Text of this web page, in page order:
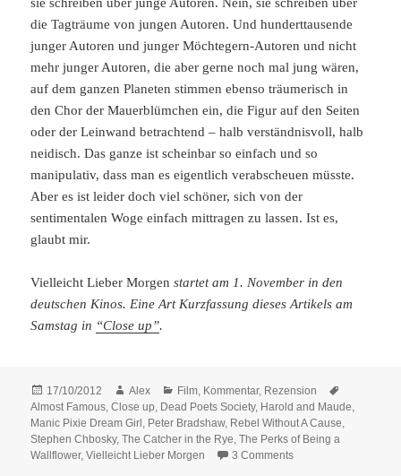
die Tagträume von jungen Autoren. Und hunderttausende
junger Autoren und junger Möchtegern-Autoren und nicht
mehr junger Autoren, die aber gerne noch mal jung wären,
auf dem ganzen Planeten stimmen ebenso träumerisch in
den Chor der Mauerblümchen ein, die Figur auf den Seiten
oder der Leinwand betrachtend – halb verständnisvoll, halb
neidisch. Das ganze ist scheinbar so einfach und so
manipulativ, dass man es eigentlich verabscheuen müsste.
Aber es ist leider doch viel schöner, sich von der
sentimentalen Woge einfach mittragen zu lassen. Ist es,
glaubt mir.
Vielleicht Lieber Morgen startet am 1. November in den
deutschen Kinos. Eine Art Kurzfassung dieses Artikels am
Samstag in “Close up”.
Posted
on
17/10/2012 Author
Alex Categories
Film Kommentar, Rezension
Almost Famous ,Close up Dead Poets Society, Harold and Maude
Manic Pixie Dream Girl Peter Bradshaw, Rebel Without A Cause
Stephen Chbosky,The Catcher in the Rye ,The Perks of Being a
Wallflower,Vielleicht Lieber Morgen 3 Commentson Die